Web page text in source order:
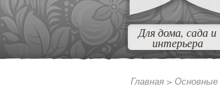
Для дома, сада и
интерьера
Главная > Основные